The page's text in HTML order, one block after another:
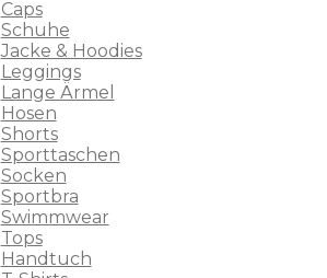
Caps
Schuhe
Jacke & Hoodies
Leggings
Lange Ärmel
Hosen
Shorts
Sporttaschen
Socken
Sportbra
Swimmwear
Tops
Handtuch